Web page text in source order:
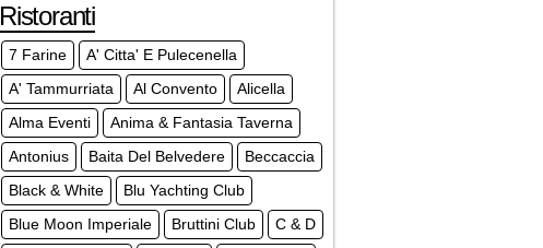
Ristoranti
7 Farine
A' Citta' E Pulecenella
A' Tammurriata
Al Convento
Alicella
Alma Eventi
Anima & Fantasia Taverna
Antonius
Baita Del Belvedere
Beccaccia
Black & White
Blu Yachting Club
Blue Moon Imperiale
Bruttini Club
C & D